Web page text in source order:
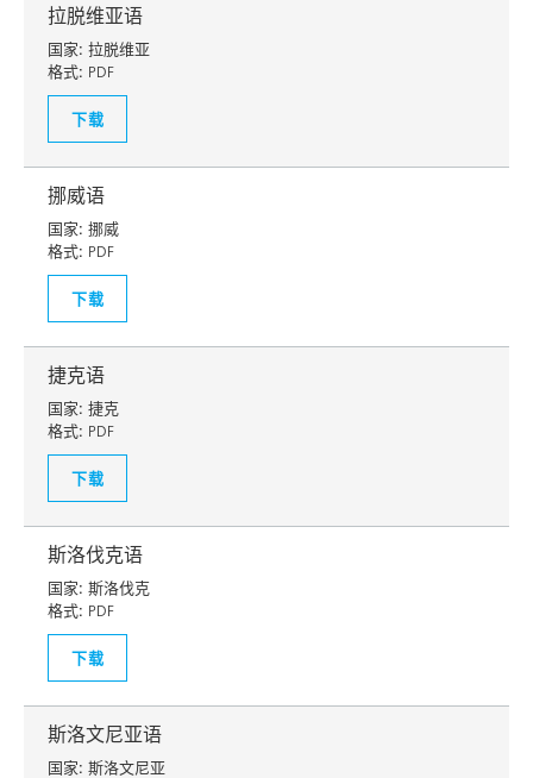
拉脱维亚语
国家: 拉脱维亚
格式: PDF
下载
挪威语
国家: 挪威
格式: PDF
下载
捷克语
国家: 捷克
格式: PDF
下载
斯洛伐克语
国家: 斯洛伐克
格式: PDF
下载
斯洛文尼亚语
国家: 斯洛文尼亚